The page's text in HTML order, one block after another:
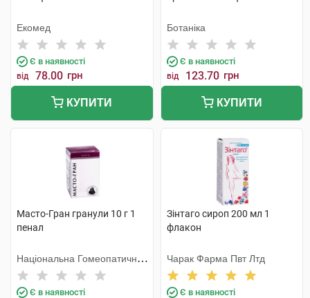
Екомед
Є в наявності
від 78.00 грн
КУПИТИ
Ботаніка
Є в наявності
від 123.70 грн
КУПИТИ
Масто-Гран гранули 10 г 1
пенал
Національна Гомеопатична
Спілка
Є в наявності
Зінтаго сироп 200 мл 1
флакон
Чарак Фарма Пвт Лтд
Є в наявності